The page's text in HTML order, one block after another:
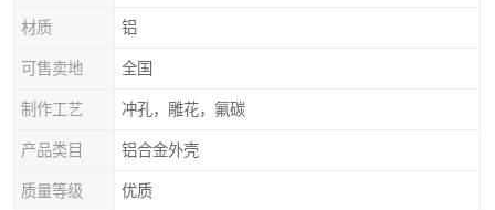
材质 铝
可售卖地 全国
制作工艺 冲孔，雕花，氟碳
产品类目 铝合金外壳
质量等级 优质